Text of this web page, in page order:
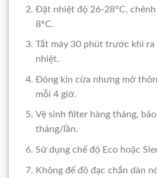
Đặt nhiệt độ 26-28°C,
8°C.
Tắt máy 30 phút trước khi ra
nhiệt.
Đóng kín cửa nhưng mở
mỗi 4 giờ.
Vệ sinh filter hàng tháng,
tháng/lần.
Sử dụng chế độ Eco hoặc
Không để đồ đạc chắn dàn